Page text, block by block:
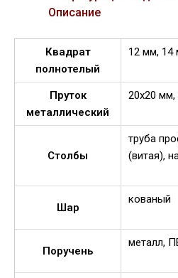
Описание
Квадрат
полнотелый
12 мм, 14
Пруток
металлический
20х20
Столбы
труба
(витая),
Шар
кованый
Поручень
металл,